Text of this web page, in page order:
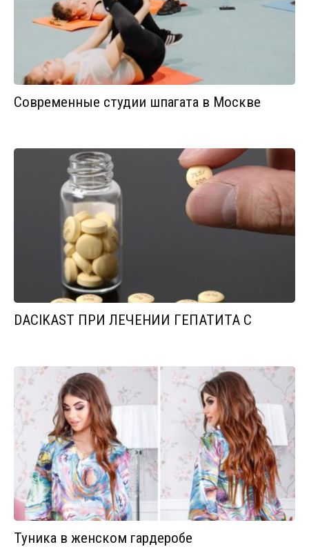
Современные студии шпагата в Москве
DACIKAST ПРИ ЛЕЧЕНИИ ГЕПАТИТА С
Туника в женском гардеробе